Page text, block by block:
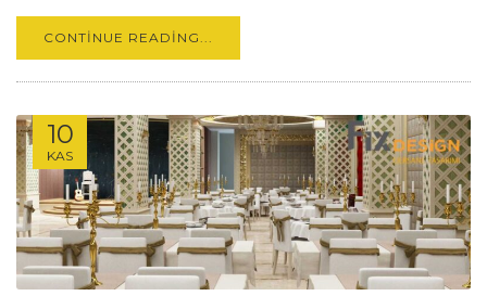
CONTINUE READING...
10
KAS